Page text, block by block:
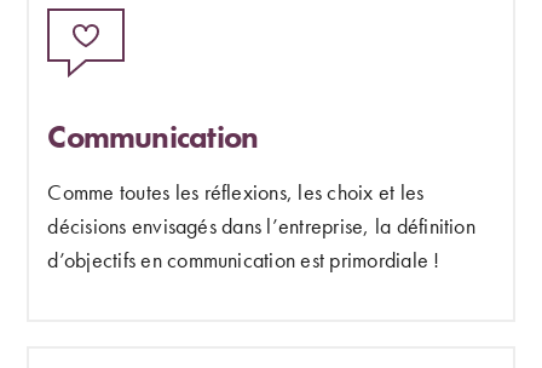
Communication
Comme toutes les réflexions, les choix et les
décisions envisagés dans l’entreprise, la définition
d’objectifs en communication est primordiale !